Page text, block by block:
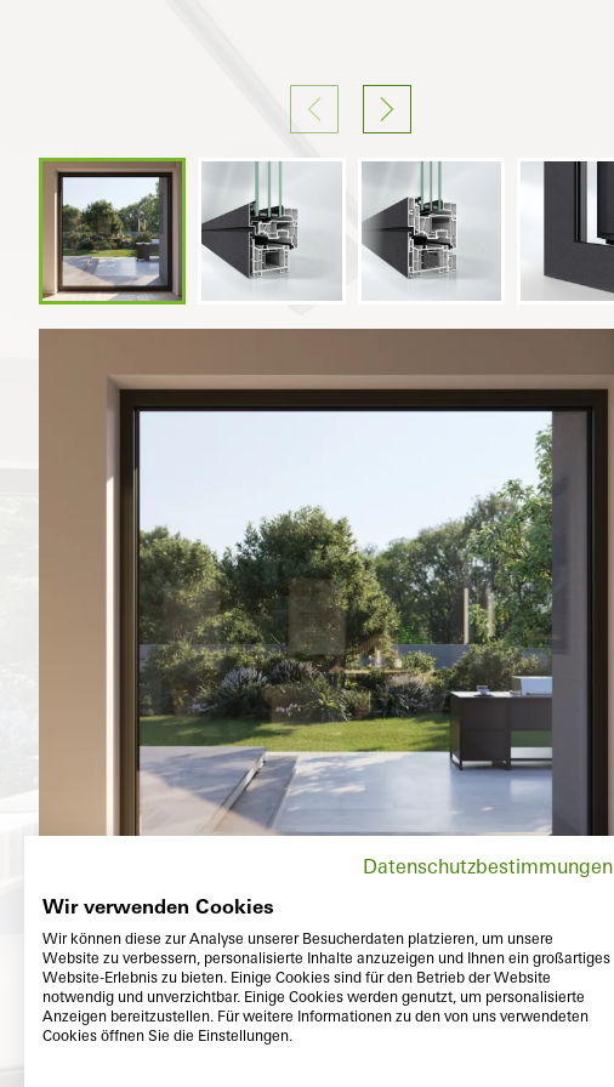
Datenschutzbestimmungen
Wir verwenden Cookies
Wir können diese zur Analyse unserer Besucherdaten platzieren, um unsere
Website zu verbessern, personalisierte Inhalte anzuzeigen und Ihnen ein großartiges
Website-Erlebnis zu bieten. Einige Cookies sind für den Betrieb der Website
notwendig und unverzichtbar. Einige Cookies werden genutzt, um personalisierte
Anzeigen bereitzustellen. Für weitere Informationen zu den von uns verwendeten
Cookies öffnen Sie die Einstellungen.